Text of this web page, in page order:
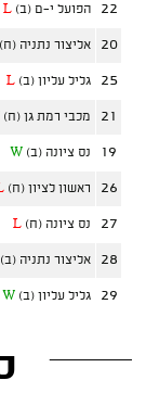
22 הפועל י-ם (ב) L
20 אליצור נתניה (ח)
25 גליל עליון (ב) L
21 מכבי רמת גן (ח)
19 נס ציונה (ב) W
26 ראשון לציון (ח)
27 נס ציונה (ח) L
28 אליצור נתניה (ב)
29 גליל עליון (ב) W